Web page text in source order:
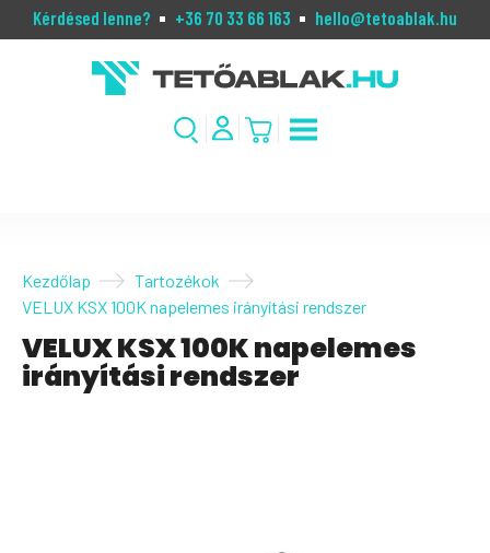
Kérdésed lenne? +36 70 33 66 163 hello@tetoablak.hu
Kezdőlap
Tartozékok
VELUX KSX 100K napelemes irányítási rendszer
VELUX KSX 100K napelemes
irányítási rendszer